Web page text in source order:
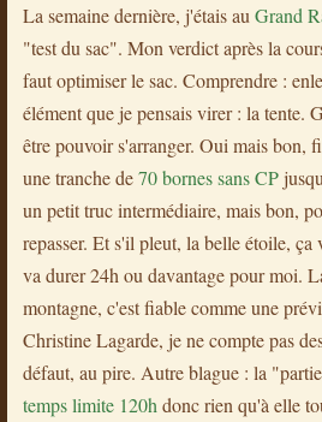
La semaine dernière, j'étais au Grand
"test du sac". Mon verdict après la
faut optimiser le sac. Comprendre :
élément que je pensais virer : la tente.
être pouvoir s'arranger. Oui mais bon,
une tranche de70 bornes sans CP
un petit truc intermédiaire, mais bon,
repasser. Et s'il pleut, la belle étoile,
va durer 24h ou davantage pour moi.
montagne, c'est fiable comme une
Christine Lagarde, je ne compte pas
défaut, au pire. Autre blague : la
temps limite 120h donc rien qu'à elle